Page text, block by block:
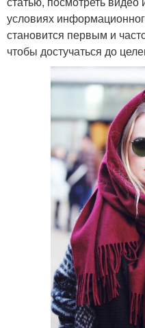
условиях
становится первым и
чтобы достучаться до